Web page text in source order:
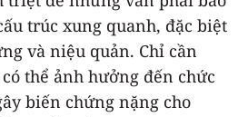
trúc xung quanh, đặc biệt
và niệu quản. Chỉ cần
thể ảnh hưởng đến chức
biến chứng nặng cho